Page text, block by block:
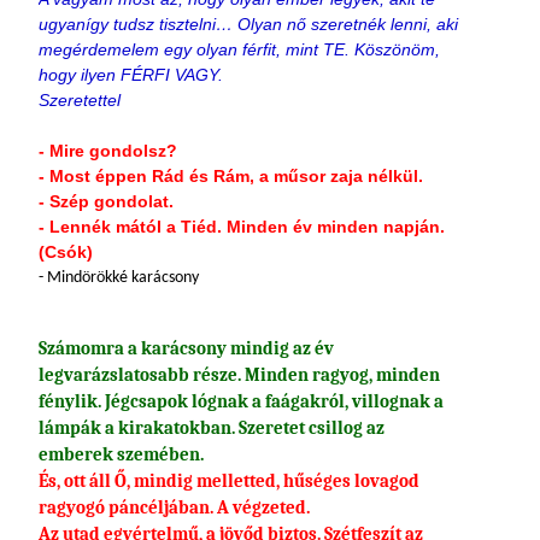
ugyanígy tudsz tisztelni… Olyan nő szeretnék lenni, aki
megérdemelem egy olyan férfit, mint TE. Köszönöm,
hogy ilyen FÉRFI VAGY.
Szeretettel
- Mire gondolsz?
- Most éppen Rád és Rám, a műsor zaja nélkül.
- Szép gondolat.
- Lennék mától a Tiéd. Minden év minden napján.
(Csók)
- Mindörökké karácsony
Számomra a karácsony mindig az év
legvarázslatosabb része. Minden ragyog, minden
fénylik. Jégcsapok lógnak a faágakról, villognak a
lámpák a kirakatokban. Szeretet csillog az
emberek szemében.
És, ott áll Ő, mindig melletted, hűséges lovagod
ragyogó páncéljában. A végzeted.
Az utad egyértelmű, a jövőd biztos. Szétfeszít az